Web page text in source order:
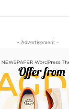
- Advertisement -